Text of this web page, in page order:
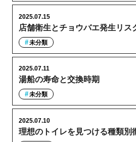
店舗衛生とチョウバエ発生リス
2025.07.15
未分類
湯船の寿命と交換時期
2025.07.11
未分類
理想のトイレを見つける種類別
2025.07.10